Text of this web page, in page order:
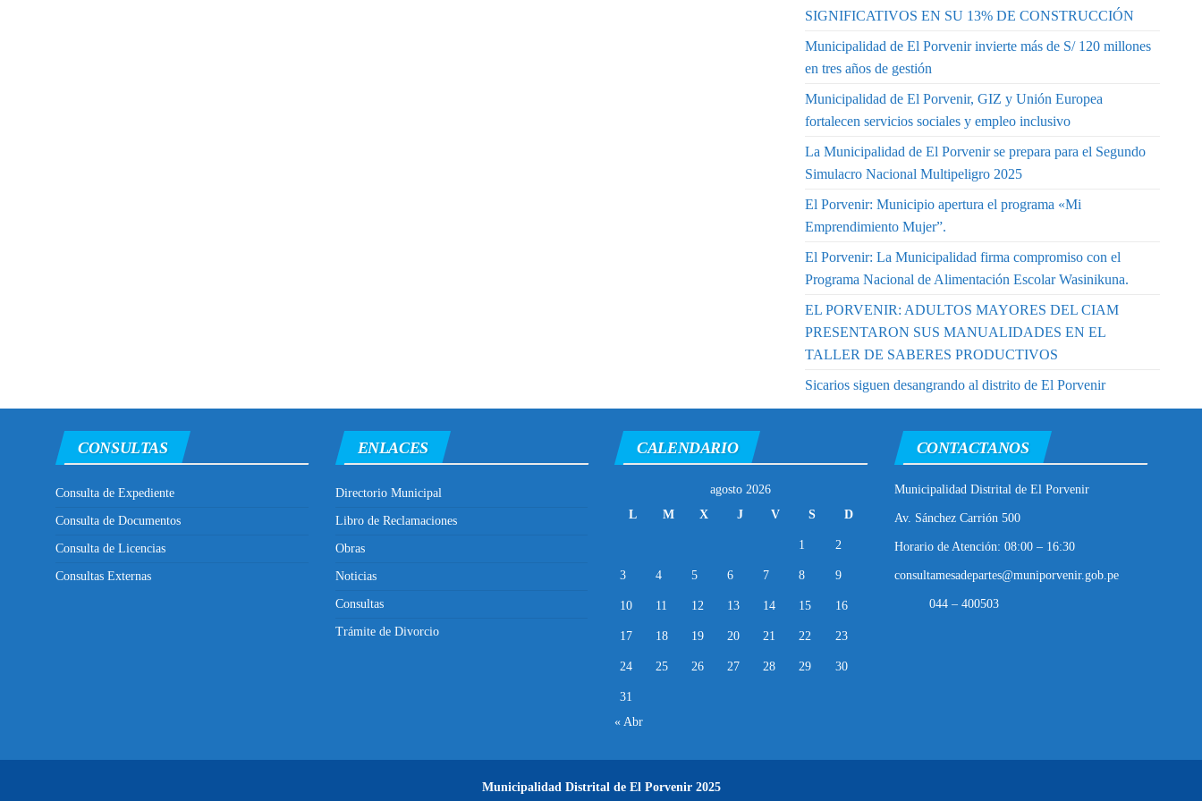
SIGNIFICATIVOS EN SU 13% DE CONSTRUCCIÓN
Municipalidad de El Porvenir invierte más de S/ 120 millones
en tres años de gestión
Municipalidad de El Porvenir, GIZ y Unión Europea
fortalecen servicios sociales y empleo inclusivo
La Municipalidad de El Porvenir se prepara para el Segundo
Simulacro Nacional Multipeligro 2025
El Porvenir: Municipio apertura el programa «Mi
Emprendimiento Mujer”.
El Porvenir: La Municipalidad firma compromiso con el
Programa Nacional de Alimentación Escolar Wasinikuna.
EL PORVENIR: ADULTOS MAYORES DEL CIAM
PRESENTARON SUS MANUALIDADES EN EL
TALLER DE SABERES PRODUCTIVOS
Sicarios siguen desangrando al distrito de El Porvenir
CONSULTAS
Consulta de Expediente
Consulta de Documentos
Consulta de Licencias
Consultas Externas
ENLACES
Directorio Municipal
Libro de Reclamaciones
Obras
Noticias
Consultas
Trámite de Divorcio
CALENDARIO
agosto 2026
L
M X J V S D
1 2
3 4 5 6 7 8 9
10 11 12 13 14 15 16
17 18 19 20 21 22 23
24 25 26 27 28 29 30
31
« Abr
CONTACTANOS
Municipalidad Distrital de El Porvenir
Av. Sánchez Carrión 500
Horario de Atención: 08:00 – 16:30
consultamesadepartes@muniporvenir.gob.pe
044 – 400503
Municipalidad Distrital de El Porvenir 2025